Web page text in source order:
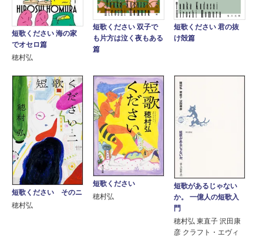
短歌ください 海の家
でオセロ篇
穂村弘
短歌ください 双子で
も片方は泣く夜もある
篇
短歌ください 君の抜
け殻篇
短歌ください そのニ
穂村弘
短歌ください
穂村弘
短歌があるじゃない
か。 一億人の短歌入
門
穂村弘 東直子 沢田康
彦 クラフト・エヴィ